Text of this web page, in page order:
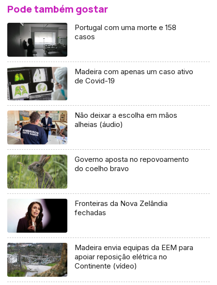
Pode também gostar
Portugal com uma morte e 158
casos
Madeira com apenas um caso ativo
de Covid-19
Não deixar a escolha em mãos
alheias (áudio)
Governo aposta no repovoamento
do coelho bravo
Fronteiras da Nova Zelândia
fechadas
Madeira envia equipas da EEM para
apoiar reposição elétrica no
Continente (vídeo)